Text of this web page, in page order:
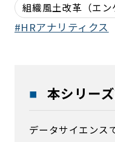
組織風土改革（エン
HRアナリティクス
本シリー
データサイエンス